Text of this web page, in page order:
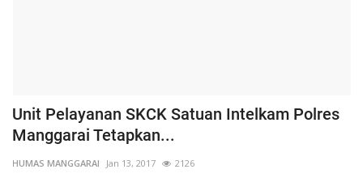
Unit Pelayanan SKCK Satuan Intelkam Polres
Manggarai Tetapkan...
HUMAS MANGGARAI Jan 13, 2017 2126